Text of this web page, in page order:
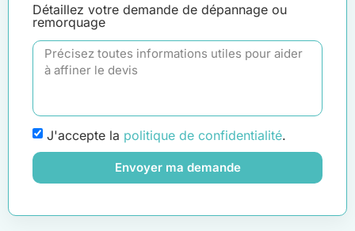
Détaillez votre demande de dépannage ou
remorquage
J'accepte la politique de confidentialité.
Envoyer ma demande